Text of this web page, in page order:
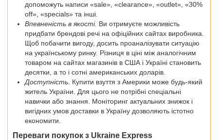
допоможуть написи «sale», «clearance», «outlet», «30%
off», «specials» та інші.
Впевненість в якості. Ви отримуєте можливість
придбати брендові речі на офіційних сайтах виробника.
Щоб побачити вигоду, досить проаналізувати ситуацію
на українському ринку. Різниця в ціні між аналогічним
товаром на сайтах магазинів в США і Україні становить
десятки, а то і сотні американських доларів.
Доступність . Купити взуття з Америки може будь-який
житель України. Для цього не потрібні спеціальні
навички або знання. Моніторинг актуальних знижок і
вигідних умов доставки в Україну дозволяють істотно
економити.
Переваги покупок з Ukraine Express